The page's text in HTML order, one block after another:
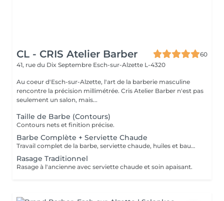
CL - CRIS Atelier Barber
60
41, rue du Dix Septembre Esch-sur-Alzette L-4320
Au coeur d'Esch-sur-Alzette, l'art de la barberie masculine
rencontre la précision millimétrée. Cris Atelier Barber n'est pas
seulement un salon, mais...
Taille de Barbe (Contours)
Contours nets et finition précise.
Barbe Complète + Serviette Chaude
Travail complet de la barbe, serviette chaude, huiles et baume.
Rasage Traditionnel
Rasage à l'ancienne avec serviette chaude et soin apaisant.